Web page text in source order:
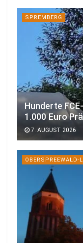
SPREMBERG
Hunderte
1.000 Euro
7. AUGUST 2026
OBERSPREEWALD-